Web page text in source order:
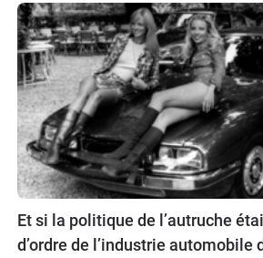
Et si la politique de l’autruche
d’ordre de l’industrie automobile